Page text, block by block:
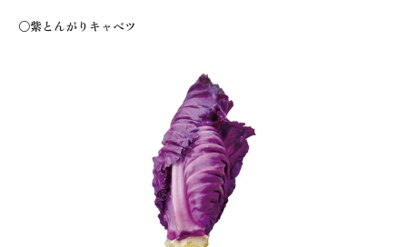
〇紫とんがりキャベツ